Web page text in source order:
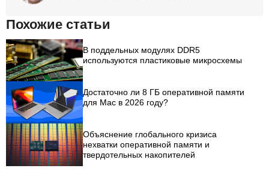
Похожие статьи
В поддельных модулях DDR5
используются пластиковые микросхемы
Достаточно ли 8 ГБ оперативной памяти
для Mac в 2026 году?
Объяснение глобального кризиса
нехватки оперативной памяти и
твердотельных накопителей